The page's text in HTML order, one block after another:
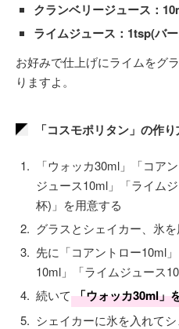
クランベリージュース：
ライムジュース：1tsp(バ
お好みで仕上げにライムをグ
りますよ。
「コスモポリタン」の作
「ウォッカ30ml」「コア
ジュース10ml」「ライム
杯)」を用意する
グラスとシェイカー、氷
先に「コアントロー10ml
10ml」「ライムジュース
続いて 「ウォッカ30ml」
シェイカーに氷を入れて